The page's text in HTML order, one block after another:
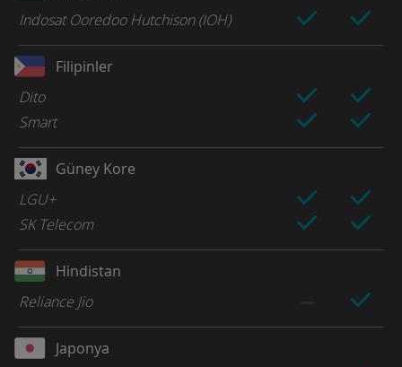
Indosat Ooredoo Hutchison (IOH)
Filipinler
Dito
Smart
Güney Kore
LGU+
SK Telecom
Hindistan
Reliance Jio
Japonya